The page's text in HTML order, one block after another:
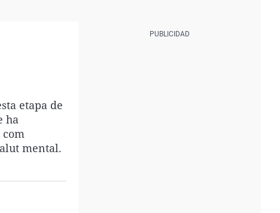
etapa de
ha
mental.